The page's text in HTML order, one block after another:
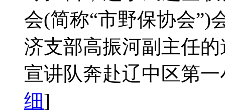
会(简称“市野保协会”)
济支部高振河副主任
宣讲队奔赴辽中区第
细]